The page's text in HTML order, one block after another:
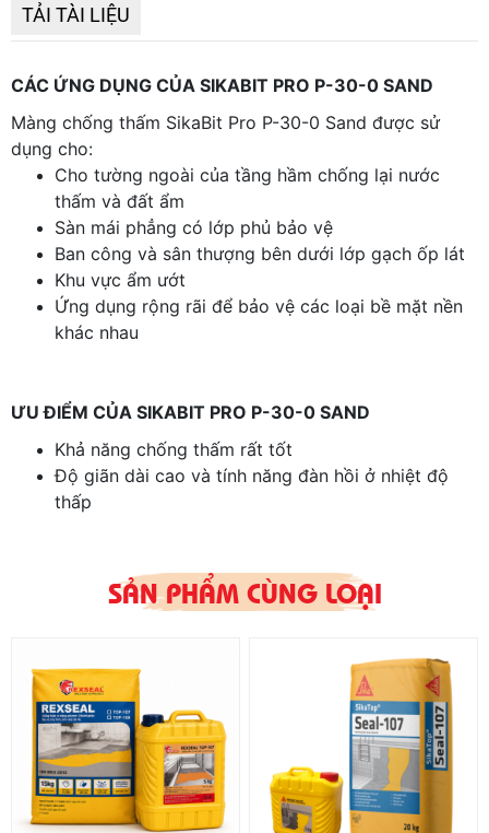
TẢI TÀI LIỆU
CÁC ỨNG DỤNG CỦA SIKABIT PRO P-30-0 SAND
Màng chống thấm SikaBit Pro P-30-0 Sand được sử
dụng cho:
Cho tường ngoài của tầng hầm chống lại nước
thấm và đất ẩm
Sàn mái phẳng có lớp phủ bảo vệ
Ban công và sân thượng bên dưới lớp gạch ốp lát
Khu vực ẩm ướt
Ứng dụng rộng rãi để bảo vệ các loại bề mặt nền
khác nhau
ƯU ĐIỂM CỦA SIKABIT PRO P-30-0 SAND
Khả năng chống thấm rất tốt
Độ giãn dài cao và tính năng đàn hồi ở nhiệt độ
thấp
Kháng tác động cơ học tốt
Dễ thi công
THÔNG TIN VỀ SẢN PHẨM SIKABIT PRO P-30-0 SAND
Gốc hoá học:màng bitum gốc APP cải tiến
Vật liệu gia cường:sợi polyester không dệt
Đóng gói:kích thước cuộn
SẢN PHẨM CÙNG LOẠI